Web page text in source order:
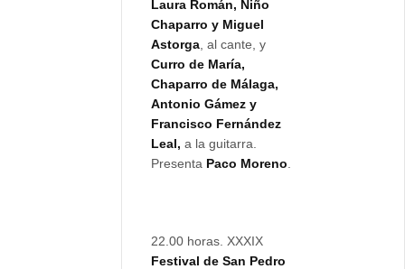
Laura Román, Niño
Chaparro y Miguel
Astorga , al cante, y
Curro de María,
Chaparro de Málaga,
Antonio Gámez y
Francisco Fernández
Leal, a la guitarra.
Presenta Paco Moreno
22.00 horas. XXXIX
Festival de San Pedro